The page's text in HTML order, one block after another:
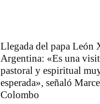
Llegada del papa León
Argentina: «Es una
pastoral y espiritual
esperada», señaló
Colombo